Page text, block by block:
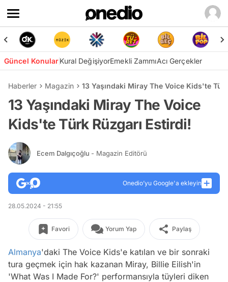
Güncel KonularKural DeğişiyorEmekli ZammıAcı Gerçekler
Haberler Magazin 13 Yaşındaki Miray The Voice Kids'te
13 Yaşındaki Miray The Voice
Kids'te Türk Rüzgarı Estirdi!
Ecem Dalgıçoğlu - Magazin Editörü
Onedio’yu Google'a ekleyin
28.05.2024 - 21:55
Favori Yorum Yap Paylaş
Almanya'daki The Voice Kids'e katılan ve bir sonraki
tura geçmek için hak kazanan Miray, Billie Eilish'in
'What Was I Made For?' performansıyla tüyleri diken